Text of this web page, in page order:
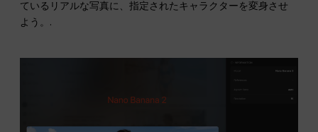
ているリアルな写真に、指定されたキャラクターを変身させ
よう。.